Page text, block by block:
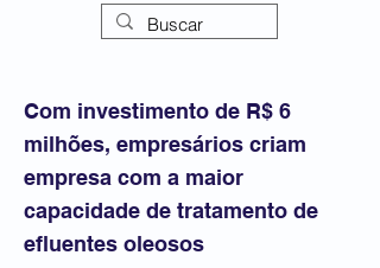
Com investimento de R$ 6
milhões, empresários criam
empresa com a maior
capacidade de tratamento de
efluentes oleosos